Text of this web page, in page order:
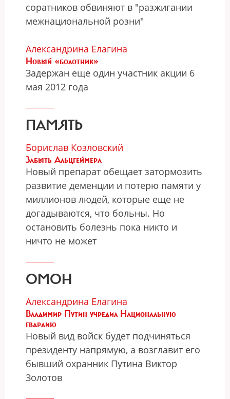
соратников обвиняют в "разжигании
межнациональной розни"
Александрина Елагина
Новый «болотник»
Задержан еще один участник акции 6
мая 2012 года
ПАМЯТЬ
Борислав Козловский
Забыть Альцгеймера
Новый препарат обещает затормозить
развитие деменции и потерю памяти у
миллионов людей, которые еще не
догадываются, что больны. Но
остановить болезнь пока никто и
ничто не может
ОМОН
Александрина Елагина
Владимир Путин учредил Национальную
гвардию
Новый вид войск будет подчиняться
президенту напрямую, а возглавит его
бывший охранник Путина Виктор
Золотов